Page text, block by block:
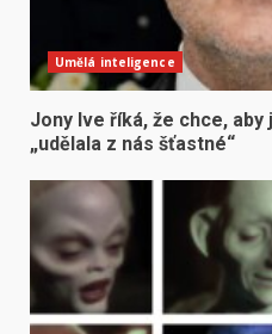
Umělá inteligence
Jony Ive říká, že chce,
„udělala z nás šťastné“